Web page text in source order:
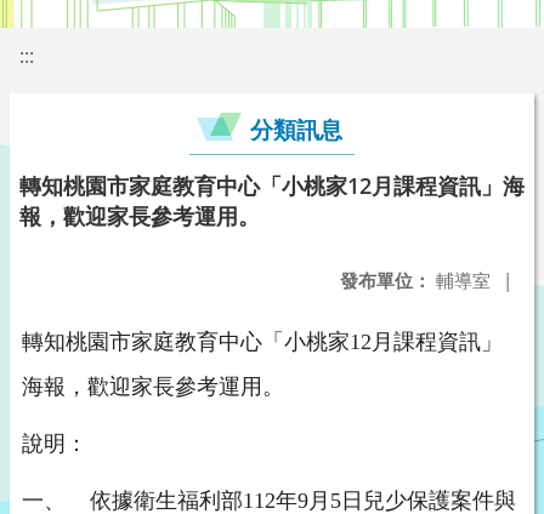
:::
分類訊息
轉知桃園市家庭教育中心「小桃家12月課程資訊」海
報，歡迎家長參考運用。
發布單位： 輔導室 |
轉知桃園市家庭教育中心「小桃家12月課程資訊」
海報，歡迎家長參考運用。
說明：
一、 依據衛生福利部112年9月5日兒少保護案件與